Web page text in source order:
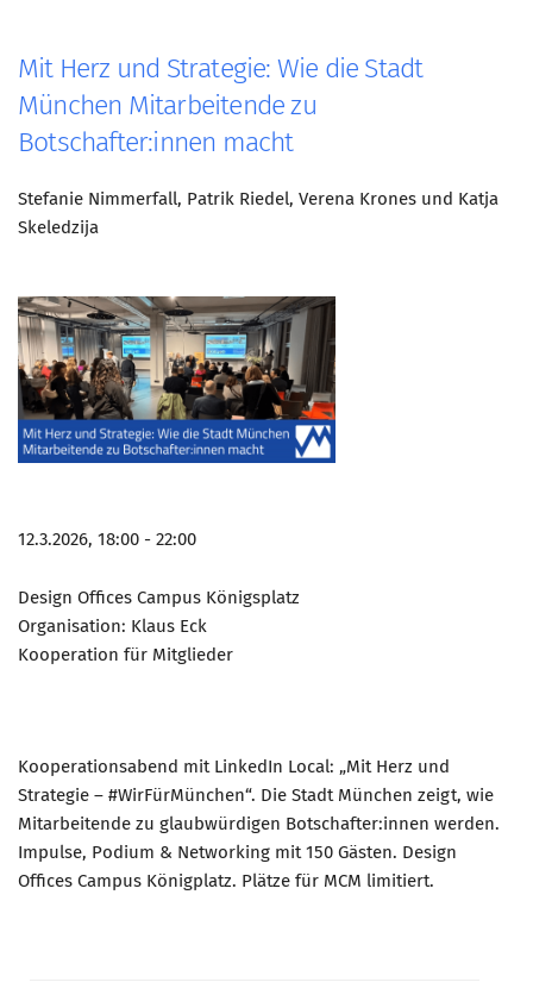
Mit Herz und Strategie: Wie die Stadt
München Mitarbeitende zu
Botschafter:innen macht
Stefanie Nimmerfall, Patrik Riedel, Verena Krones und Katja
Skeledzija
12.3.2026, 18:00 - 22:00
Design Offices Campus Königsplatz
Organisation: Klaus Eck
Kooperation für Mitglieder
Kooperationsabend mit LinkedIn Local: „Mit Herz und
Strategie – #WirFürMünchen“. Die Stadt München zeigt, wie
Mitarbeitende zu glaubwürdigen Botschafter:innen werden.
Impulse, Podium & Networking mit 150 Gästen. Design
Offices Campus Königplatz. Plätze für MCM limitiert.